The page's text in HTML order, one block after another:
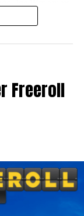
ne laisser
en
Winamax
rendez-vous
plus fidèles.
Freeroll